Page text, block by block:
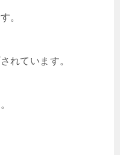
。
れています。